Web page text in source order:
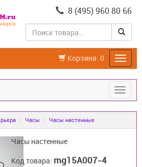
8 (495) 960 80 66
Корзина: 0
Часы Часы настенные
Часы настенные
Код товара: mg15A007-4